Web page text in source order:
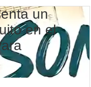
con una gran victoria
ANSES para acceder al
avanzan con su
es una apuesta al arte
un
en el